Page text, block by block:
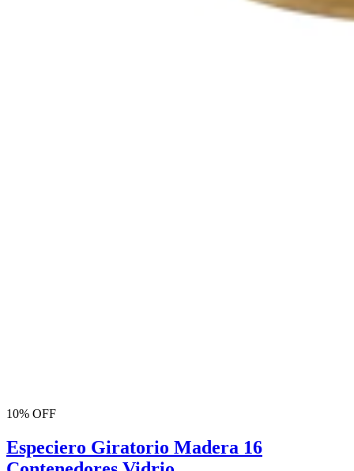
10% OFF
Especiero Giratorio Madera 16